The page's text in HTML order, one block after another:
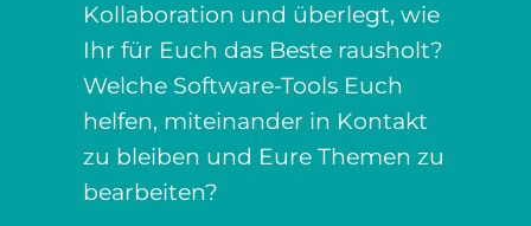
Kollaboration und überlegt, wie
Ihr für Euch das Beste rausholt?
Welche Software-Tools Euch
helfen, miteinander in Kontakt
zu bleiben und Eure Themen zu
bearbeiten?